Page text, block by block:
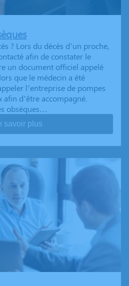
? Lors du décès d’un proche,
afin de constater le
un document officiel appelé
que le médecin a été
l’entreprise de pompes
d’être accompagné.
obsèques…
savoir plus